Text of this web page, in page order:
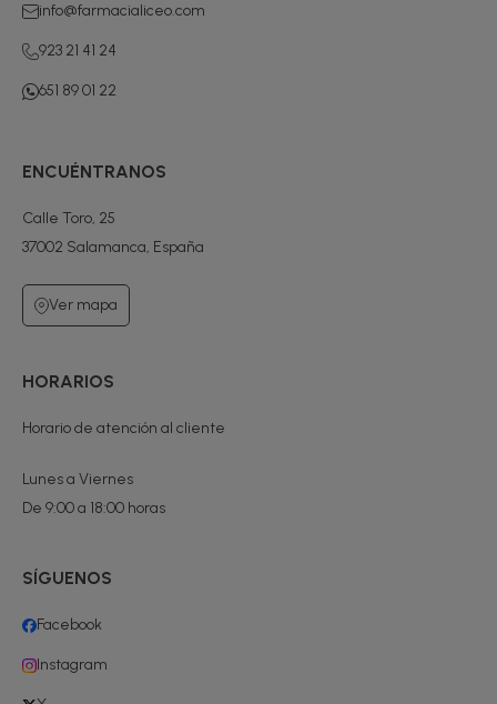
info@farmacialiceo.com
923 21 41 24
651 89 01 22
ENCUÉNTRANOS
Calle Toro, 25
37002 Salamanca, España
Ver mapa
HORARIOS
Horario de atención al cliente
Lunes a Viernes
De 9:00 a 18:00 horas
SÍGUENOS
Facebook
Instagram